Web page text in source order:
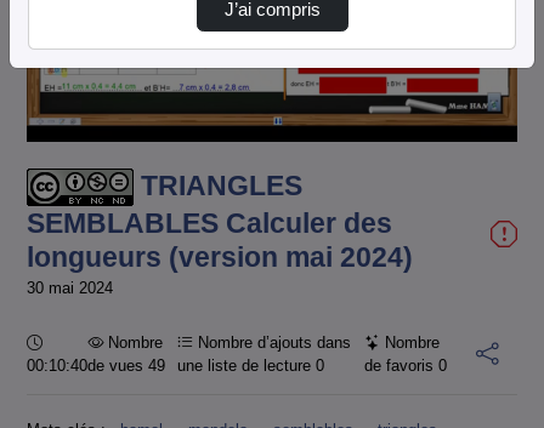
Lire
la
vidéo
TRIANGLES
SEMBLABLES Calculer des
longueurs (version mai 2024)
30 mai 2024
Durée :
00:10:40
Nombre
de vues 49
Nombre d’ajouts dans
une liste de lecture0
Nombre
de favoris 0
J’ai compris